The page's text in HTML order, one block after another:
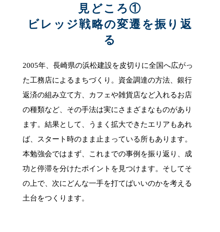
見どころ①
ビレッジ戦略の変遷を振り返
る
2005年、長崎県の浜松建設を皮切りに全国へ広がっ
た工務店によるまちづくり。資金調達の方法、銀行
返済の組み立て方、カフェや雑貨店など入れるお店
の種類など、その手法は実にさまざまなものがあり
ます。結果として、うまく拡大できたエリアもあれ
ば、スタート時のまま止まっている所もあります。
本勉強会ではまず、これまでの事例を振り返り、成
功と停滞を分けたポイントを見つけます。そしてそ
の上で、次にどんな一手を打てばいいのかを考える
土台をつくります。